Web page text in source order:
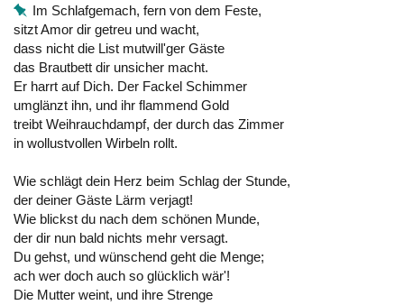
Im Schlafgemach, fern von dem Feste,
sitzt Amor dir getreu und wacht,
dass nicht die List mutwill'ger Gäste
das Brautbett dir unsicher macht.
Er harrt auf Dich. Der Fackel Schimmer
umglänzt ihn, und ihr flammend Gold
treibt Weihrauchdampf, der durch das Zimmer
in wollustvollen Wirbeln rollt.
Wie schlägt dein Herz beim Schlag der Stunde,
der deiner Gäste Lärm verjagt!
Wie blickst du nach dem schönen Munde,
der dir nun bald nichts mehr versagt.
Du gehst, und wünschend geht die Menge;
ach wer doch auch so glücklich wär'!
Die Mutter weint, und ihre Strenge